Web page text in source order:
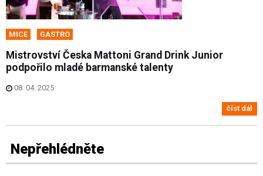
MICE GASTRO
Mistrovství Česka Mattoni Grand Drink Junior
podpořilo mladé barmanské talenty
08. 04. 2025
číst dál
Nepřehlédněte